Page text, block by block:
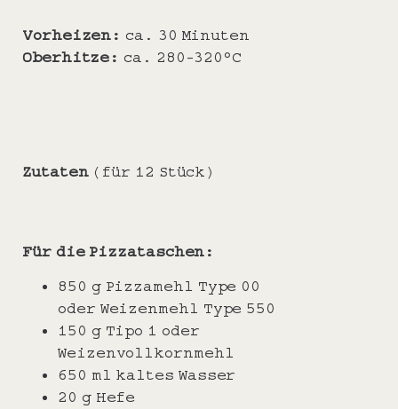
Vorheizen: ca. 30 Minuten
Oberhitze: ca. 280-320°C
Zutaten(für 12 Stück)
Für die Pizzataschen:
850 g Pizzamehl Type 00
oder Weizenmehl Type 550
150 g Tipo 1 oder
Weizenvollkornmehl
650 ml kaltes Wasser
20 g Hefe